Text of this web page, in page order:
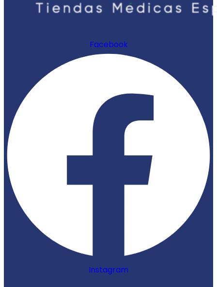
Facebook
Instagram